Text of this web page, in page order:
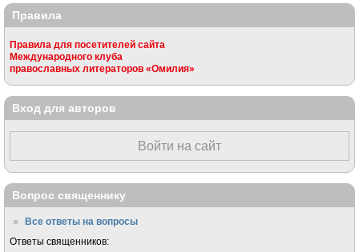
Правила
Правила для посетителей сайта
Международного клуба
православных литераторов «Омилия»
Вход для авторов
Войти на сайт
Вопрос священнику
Все ответы на вопросы
Ответы священников: